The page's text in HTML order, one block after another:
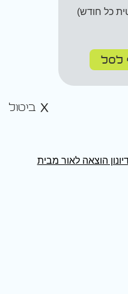
כל חודש)
לסל
ביטול
הוצאה לאור מבית